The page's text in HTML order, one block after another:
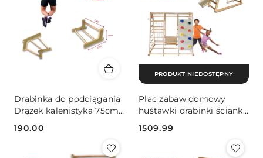
Drabinka do podciągania
Drążek kalenistyka 75cm
Cena:
190.00
Plac zabaw domowy
huśtawki drabinki ścianka
drewno
Cena:
1509.99
PRODUKT NIEDOSTĘPNY